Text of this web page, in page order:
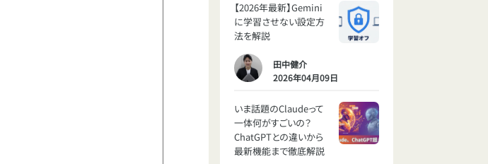
【2026年最新】Gemini
に学習させない設定方
法を解説
田中健介
2026年04月09日
いま話題のClaudeって
一体何がすごいの？
ChatGPTとの違いから
最新機能まで徹底解説